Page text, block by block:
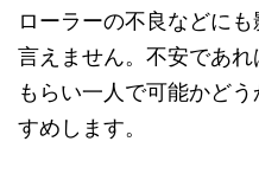
ローラーの不良などに
言えません。不安であ
もらい一人で可能かど
すめします。